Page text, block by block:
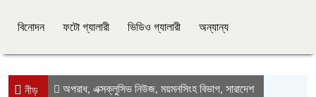
বিনোদন ফটো গ্যালারী ভিডিও গ্যালারী অন্যান্য
নীড় অপরাধ, এক্সক্লুসিভ নিউজ, ময়মনসিংহ বিভাগ, সারাদেশ